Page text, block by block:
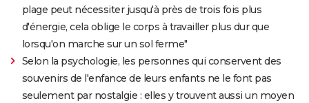
plage peut nécessiter jusqu'à près de trois fois plus
d'énergie, cela oblige le corps à travailler plus dur que
lorsqu'on marche sur un sol ferme"
Selon la psychologie, les personnes qui conservent des
souvenirs de l'enfance de leurs enfants ne le font pas
seulement par nostalgie : elles y trouvent aussi un moyen